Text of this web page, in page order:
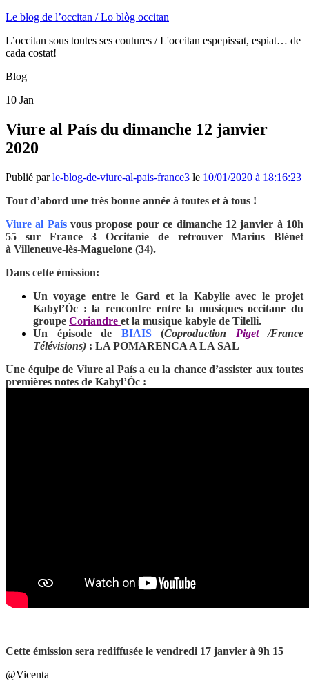
Le blog de l’occitan / Lo blòg occitan
L’occitan sous toutes ses coutures / L'occitan espepissat, espiat… de
cada costat!
Blog
10 Jan
Viure al País du dimanche 12 janvier
2020
Publié parle-blog-de-viure-al-pais-france3 le 10/01/2020 à 18:16:23
Tout d’abord une très bonne année à toutes et à tous !
Viure al Paísvous propose pour ce dimanche 12 janvier à 10h
55 sur France 3 Occitanie de retrouver Marius Blénet
à Villeneuve-lès-Maguelone (34).
Dans cette émission:
Un voyage entre le Gard et la Kabylie avec le projet
Kabyl’Òc : la rencontre entre la musiques occitane du
groupe Coriandre et la musique kabyle de Tilelli.
Un épisode de BIAIS (Coproduction Piget
/France
Télévisions) : LA POMARENCA A LA SAL
Une équipe de Viure al País a eu la chance d’assister aux toutes
premières notes de Kabyl’Òc :
Cette émission sera rediffusée le vendredi 17 janvier à 9h 15
@Vicenta